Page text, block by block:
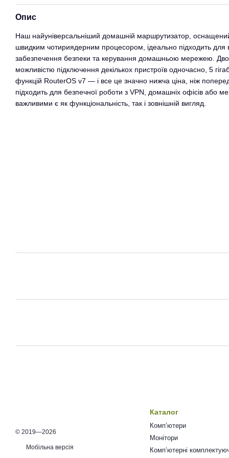
Опис
Наш найуніверсальніший домашній маршрутизатор,
швидким чотириядерним процесором, ідеально підходить для
забезпечення безпеки та керування домашньою мережею.
можливістю підключення декількох пристроїв одночасно, 5
функцій RouterOS v7 — і все це значно нижча ціна, ніж
підходить для безпечної роботи з VPN, домашніх офісів або
важливими є як функціональність, так і зовнішній вигляд.
© 2019—2026
Мобільна версія
Каталог
Комп’ютери
Монітори
Комп’ютерні